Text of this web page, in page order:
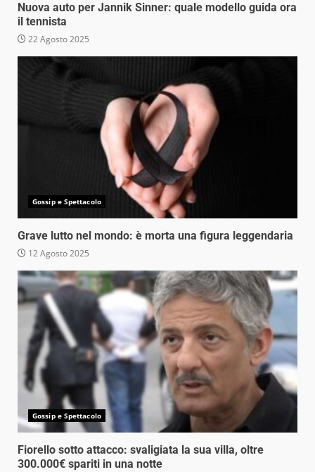
Nuova auto per Jannik Sinner: quale modello guida ora
il tennista
22 Agosto 2025
Gossip e Spettacolo
Grave lutto nel mondo: è morta una figura leggendaria
12 Agosto 2025
Gossip e Spettacolo
Fiorello sotto attacco: svaligiata la sua villa, oltre
300.000€ spariti in una notte